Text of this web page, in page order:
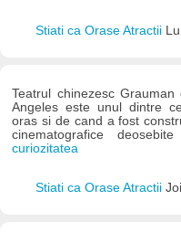
Stiati ca Orase Atractii
Teatrul chinezesc
Angeles este unul dintre
oras si de cand a fost
cinematografice
curiozitatea
Stiati ca Orase Atractii